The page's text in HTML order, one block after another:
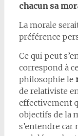
chacun sa
La morale
préférence
Ce qui peut
correspond à
philosophie le
de relativiste
effectivement
objectifs de la
s’entendre car